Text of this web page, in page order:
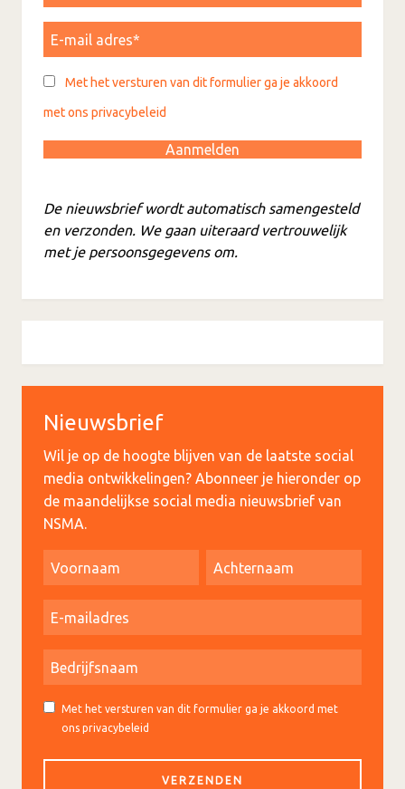
Met het versturen van dit formulier ga je akkoord
met ons privacybeleid
De nieuwsbrief wordt automatisch samengesteld
en verzonden. We gaan uiteraard vertrouwelijk
met je persoonsgegevens om.
Nieuwsbrief
Wil je op de hoogte blijven van de laatste social
media ontwikkelingen? Abonneer je hieronder op
de maandelijkse social media nieuwsbrief van
NSMA.
Met het versturen van dit formulier ga je akkoord met
ons privacybeleid